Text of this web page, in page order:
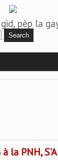
pèp la
la PNH,